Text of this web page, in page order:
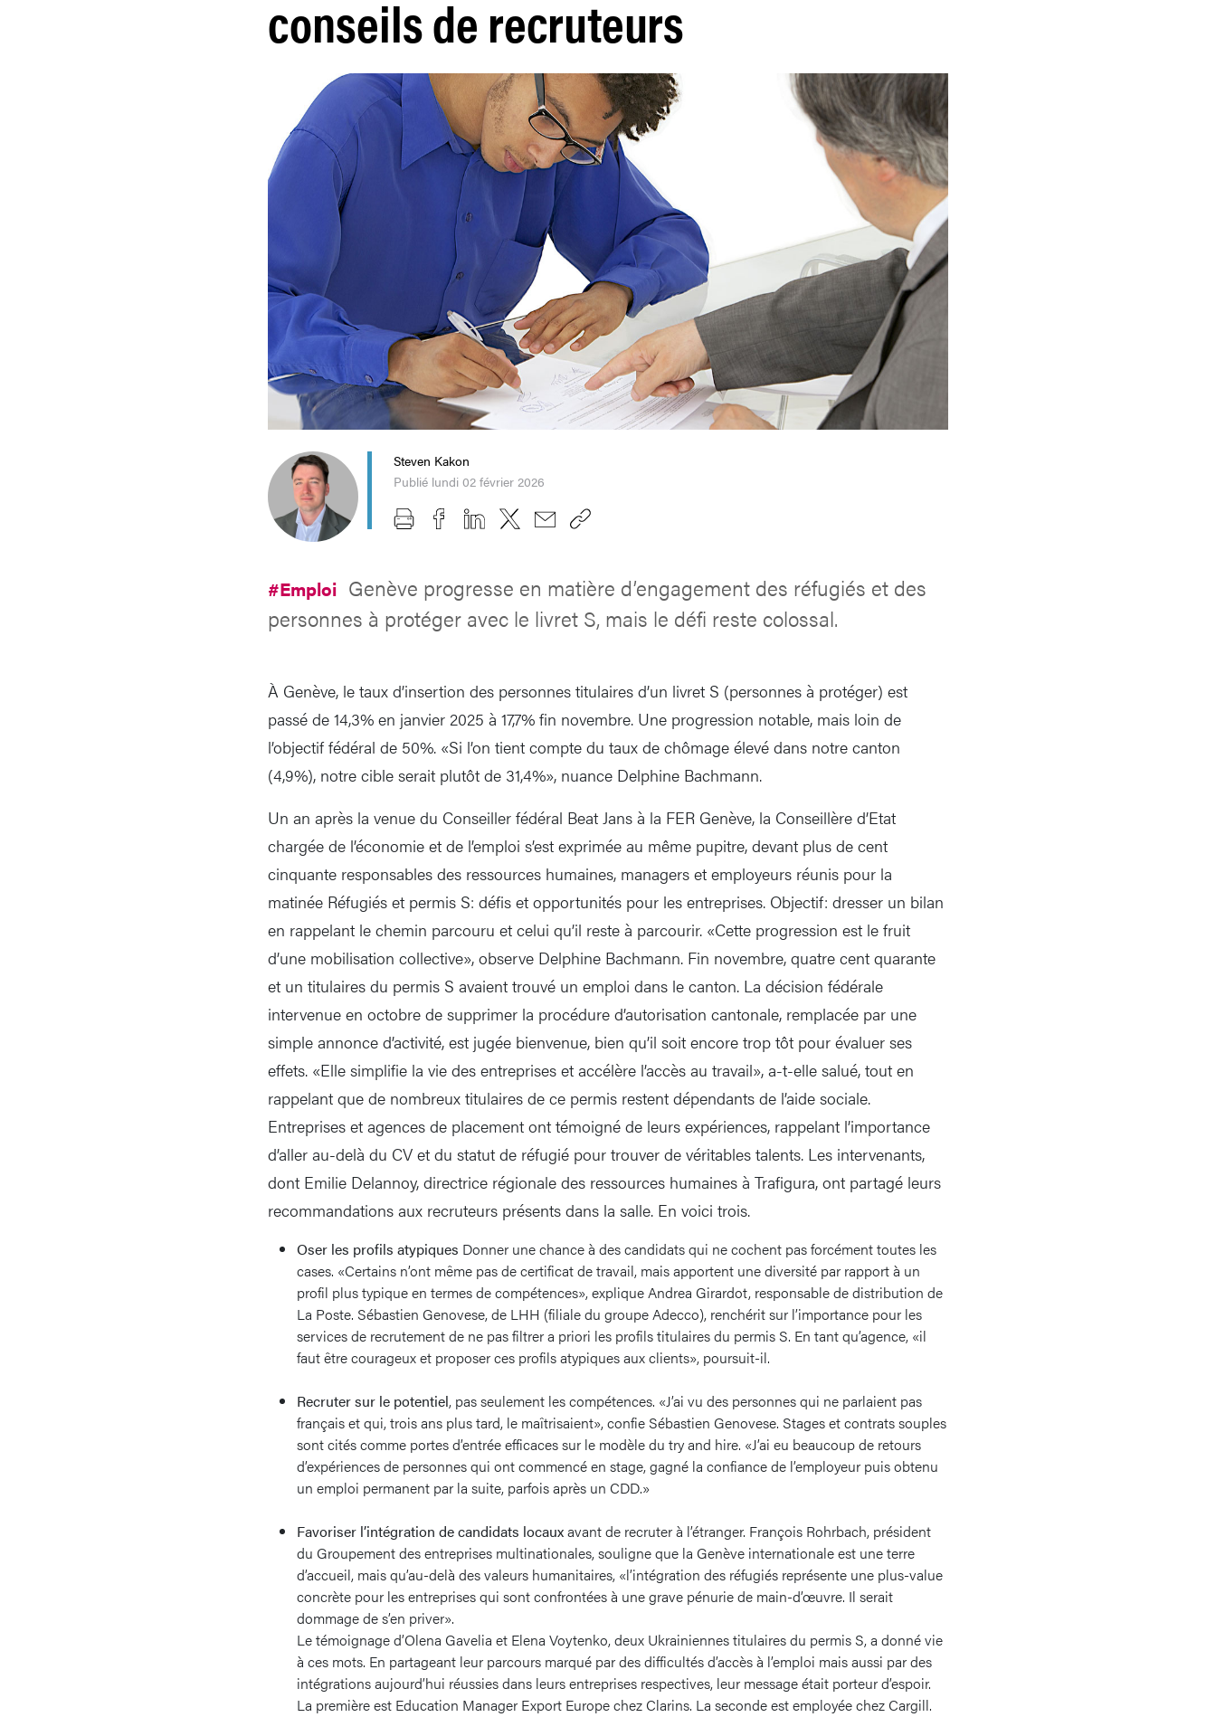
conseils de recruteurs
Steven Kakon
Publié lundi 02 février 2026
#Emploi Genève progresse en matière d’engagement des réfugiés et des
personnes à protéger avec le livret S, mais le défi reste colossal.
À Genève, le taux d’insertion des personnes titulaires d’un livret S (personnes à protéger) est
passé de 14,3% en janvier 2025 à 17,7% fin novembre. Une progression notable, mais loin de
l’objectif fédéral de 50%. «Si l’on tient compte du taux de chômage élevé dans notre canton
(4,9%), notre cible serait plutôt de 31,4%», nuance Delphine Bachmann.
Un an après la venue du Conseiller fédéral Beat Jans à la FER Genève, la Conseillère d’Etat
chargée de l’économie et de l’emploi s’est exprimée au même pupitre, devant plus de cent
cinquante responsables des ressources humaines, managers et employeurs réunis pour la
matinée Réfugiés et permis S: défis et opportunités pour les entreprises. Objectif: dresser un bilan
en rappelant le chemin parcouru et celui qu’il reste à parcourir. «Cette progression est le fruit
d’une mobilisation collective», observe Delphine Bachmann. Fin novembre, quatre cent quarante
et un titulaires du permis S avaient trouvé un emploi dans le canton. La décision fédérale
intervenue en octobre de supprimer la procédure d’autorisation cantonale, remplacée par une
simple annonce d’activité, est jugée bienvenue, bien qu’il soit encore trop tôt pour évaluer ses
effets. «Elle simplifie la vie des entreprises et accélère l’accès au travail», a-t-elle salué, tout en
rappelant que de nombreux titulaires de ce permis restent dépendants de l’aide sociale.
Entreprises et agences de placement ont témoigné de leurs expériences, rappelant l’importance
d’aller au-delà du CV et du statut de réfugié pour trouver de véritables talents. Les intervenants,
dont Emilie Delannoy, directrice régionale des ressources humaines à Trafigura, ont partagé leurs
recommandations aux recruteurs présents dans la salle. En voici trois.
Oser les profils atypiques Donner une chance à des candidats qui ne cochent pas forcément toutes les
cases. «Certains n’ont même pas de certificat de travail, mais apportent une diversité par rapport à un
profil plus typique en termes de compétences», explique Andrea Girardot, responsable de distribution de
La Poste. Sébastien Genovese, de LHH (filiale du groupe Adecco), renchérit sur l’importance pour les
services de recrutement de ne pas filtrer a priori les profils titulaires du permis S. En tant qu’agence, «il
faut être courageux et proposer ces profils atypiques aux clients», poursuit-il.
Recruter sur le potentiel, pas seulement les compétences. «J’ai vu des personnes qui ne parlaient pas
français et qui, trois ans plus tard, le maîtrisaient», confie Sébastien Genovese. Stages et contrats souples
sont cités comme portes d’entrée efficaces sur le modèle du try and hire. «J’ai eu beaucoup de retours
d’expériences de personnes qui ont commencé en stage, gagné la confiance de l’employeur puis obtenu
un emploi permanent par la suite, parfois après un CDD.»
Favoriser l’intégration de candidats locauxavant de recruter à l’étranger. François Rohrbach, président
du Groupement des entreprises multinationales, souligne que la Genève internationale est une terre
d’accueil, mais qu’au-delà des valeurs humanitaires, «l’intégration des réfugiés représente une plus-value
concrète pour les entreprises qui sont confrontées à une grave pénurie de main-d’œuvre. Il serait
dommage de s’en priver».
Le témoignage d’Olena Gavelia et Elena Voytenko, deux Ukrainiennes titulaires du permis S, a donné vie
à ces mots. En partageant leur parcours marqué par des difficultés d’accès à l’emploi mais aussi par des
intégrations aujourd’hui réussies dans leurs entreprises respectives, leur message était porteur d’espoir.
La première est Education Manager Export Europe chez Clarins. La seconde est employée chez Cargill.